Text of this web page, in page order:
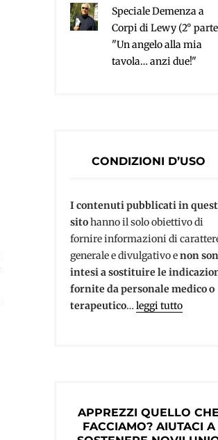
Speciale Demenza a
Corpi di Lewy (2°
"Un angelo alla mia
tavola… anzi due!"
CONDIZIONI D’USO
I contenuti pubblicati in
sitohanno il solo obiettivo di
fornire informazioni di
generale e divulgativo enon
intesi a sostituire le
fornite da personale medico o
terapeutico…leggi tutto
APPREZZI QUELLO CHE
FACCIAMO? AIUTACI A